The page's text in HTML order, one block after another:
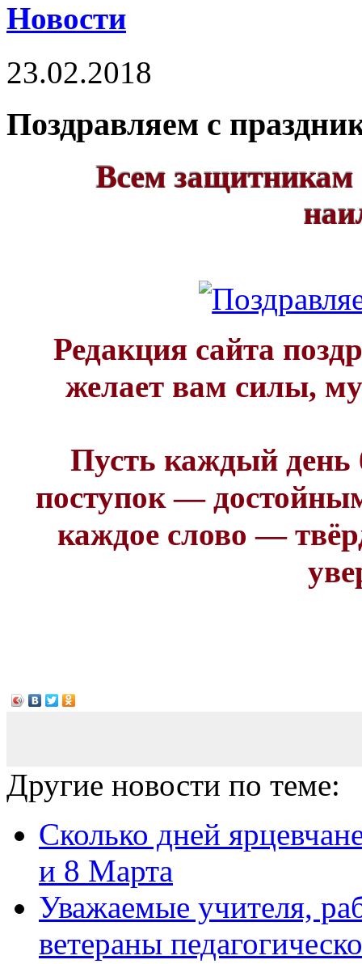
Новости
23.02.2018
Поздравляем с
Всем защитникам
Редакция сайта
желает вам силы,
Пусть каждый
поступок —
каждое слово —
Другие новости по теме:
Сколько дней
и 8 Марта
Уважаемые учителя,
ветераны